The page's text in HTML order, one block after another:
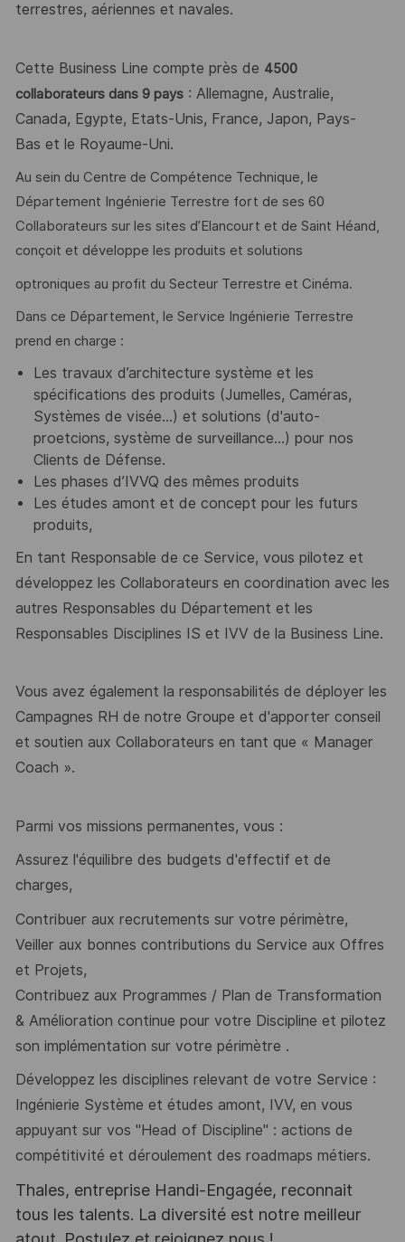
terrestres, aériennes et navales.
Cette Business Line compte près de 4500
collaborateurs dans 9 pays : Allemagne, Australie,
Canada, Egypte, Etats-Unis, France, Japon, Pays-
Bas et le Royaume-Uni.
Au sein du Centre de Compétence Technique, le
Département Ingénierie Terrestre fort de ses 60
Collaborateurs sur les sites d’Elancourt et de Saint Héand,
conçoit et développe les produits et solutions
optroniques au profit du Secteur Terrestre et Cinéma.
Dans ce Département, le Service Ingénierie Terrestre
prend en charge :
Les travaux d’architecture système et les
spécifications des produits (Jumelles, Caméras,
Systèmes de visée...) et solutions (d'auto-
proetcions, système de surveillance...) pour nos
Clients de Défense.
Les phases d’IVVQ des mêmes produits
Les études amont et de concept pour les futurs
produits,
En tant Responsable de ce Service, vous pilotez et
développez les Collaborateurs en coordination avec les
autres Responsables du Département et les
Responsables Disciplines IS et IVV de la Business Line.
Vous avez également la responsabilités de déployer les
Campagnes RH de notre Groupe et d'apporter conseil
et soutien aux Collaborateurs en tant que « Manager
Coach ».
Parmi vos missions permanentes, vous :
Assurez l'équilibre des budgets d'effectif et de
charges,
Contribuer aux recrutements sur votre périmètre,
Veiller aux bonnes contributions du Service aux Offres
et Projets,
Contribuez aux Programmes / Plan de Transformation
& Amélioration continue pour votre Discipline et pilotez
son implémentation sur votre périmètre .
Développez les disciplines relevant de votre Service :
Ingénierie Système et études amont, IVV, en vous
appuyant sur vos "Head of Discipline" : actions de
compétitivité et déroulement des roadmaps métiers.
Thales, entreprise Handi-Engagée, reconnait
tous les talents. La diversité est notre meilleur